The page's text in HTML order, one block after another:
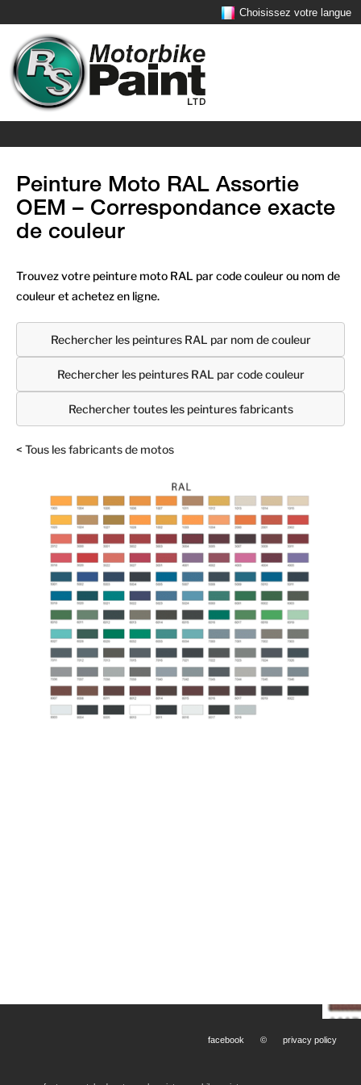
Choisissez votre langue
Peinture Moto RAL Assortie
OEM – Correspondance exacte
de couleur
Trouvez votre peinture moto RAL par code couleur ou nom de
couleur et achetez en ligne.
Rechercher les peintures RAL par nom de couleur
Rechercher les peintures RAL par code couleur
Rechercher toutes les peintures fabricants
< Tous les fabricants de motos
facebook © privacy policy